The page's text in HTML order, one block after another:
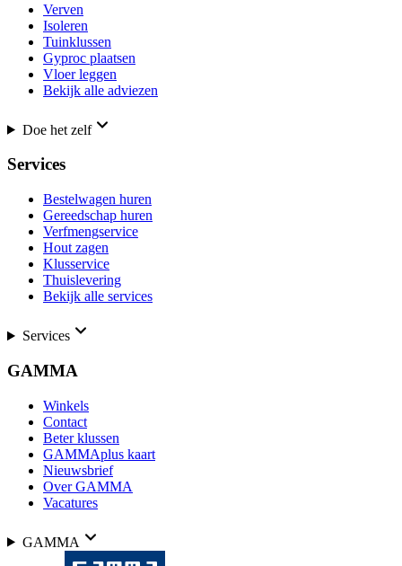
Verven
Isoleren
Tuinklussen
Gyproc plaatsen
Vloer leggen
Bekijk alle adviezen
Doe het zelf
Services
Bestelwagen huren
Gereedschap huren
Verfmengservice
Hout zagen
Klusservice
Thuislevering
Bekijk alle services
Services
GAMMA
Winkels
Contact
Beter klussen
GAMMAplus kaart
Nieuwsbrief
Over GAMMA
Vacatures
GAMMA